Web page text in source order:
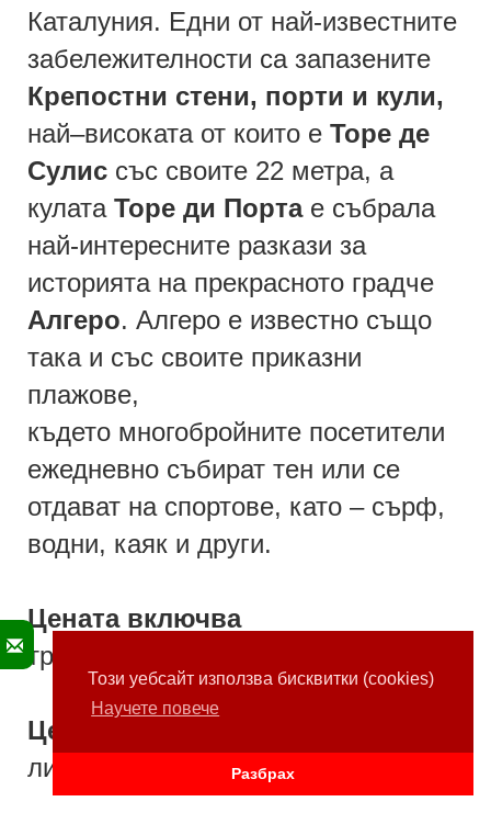
Този уебсайт използва бисквитки (cookies)
Научете повече
Разбрах
Каталуния. Едни от най-известните
забележителности са запазените
Крепостни стени, порти и кули,
най–високата от които е Торе де
Сулис със своите 22 метра, а
кулатаТоре ди Порта е събрала
най-интересните разкази за
историята на прекрасното градче
Алгеро. Алгеро е известно също
така и със своите приказни
плажове,
където многобройните посетители
ежедневно събират тен или се
отдават на спортове, като – сърф,
водни, каяк и други.
Цената включва
трансфер, панорамна обиколка.
Цената не включва
лични разходи.